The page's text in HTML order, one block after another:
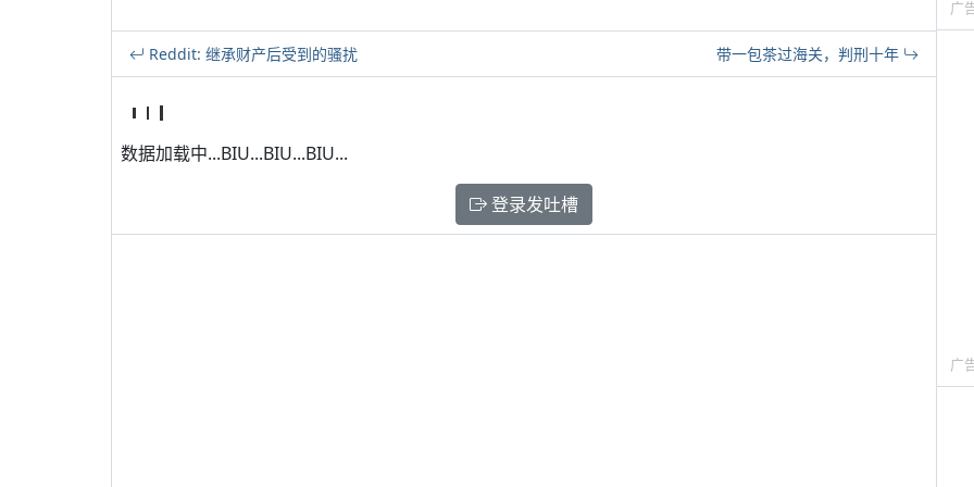
Reddit: 继承财产后受到的骚扰 带一包茶过海关，判刑十年
数据加载中...BIU...BIU...BIU...
登录发吐槽
广
广